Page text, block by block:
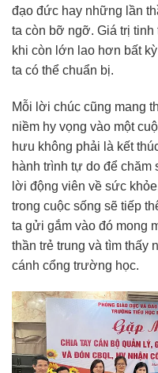
đạo đức hay những lần
ta còn bỡ ngỡ. Giá trị
khi còn lớn lao hơn bất
ta có thể chuẩn bị.
Mỗi lời chúc cũng mang
niềm hy vọng vào một
hưu không phải là kết
hành trình tự do để chăm
lời động viên về sức
trong cuộc sống sẽ tiếp
ta gửi gắm vào đó mong
thần trẻ trung và tìm thấy
cánh cổng trường học.